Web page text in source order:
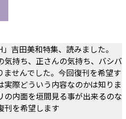
吉田美和特集、読みました。
気持ち、正さんの気持ち、バシバ
ませんでした。今回復刊を希望す
実際どういう内容なのかは知りま
内面を垣間見る事が出来るのな
刊を希望します